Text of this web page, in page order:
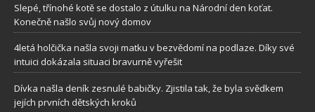
Slepé, třínohé kotě se dostalo z útulku na Národní den koťat.
Konečně našlo svůj nový domov
4letá holčička našla svoji matku v bezvědomí na podlaze. Díky své
intuici dokázala situaci bravurně vyřešit
Dívka našla deník zesnulé babičky. Zjistila tak, že byla svědkem
jejích prvních dětských kroků